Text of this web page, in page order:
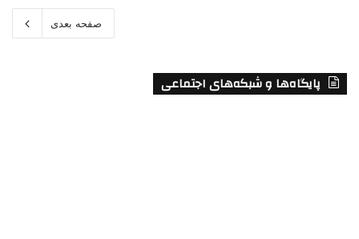
صفحه بعدی
پایگاه‌ها و شبکه‌های اجتماعی